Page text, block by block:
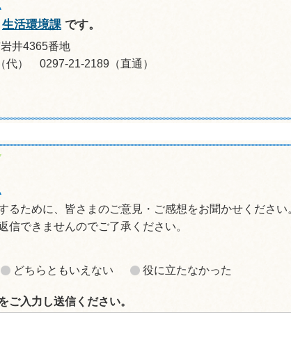
生活環境課 です。
井4365番地
代） 0297-21-2189（直通）
るために、皆さまのご意見・ご感想をお聞かせください
信できませんのでご了承ください。
どちらともいえない 役に立たなかった
ご入力し送信ください。